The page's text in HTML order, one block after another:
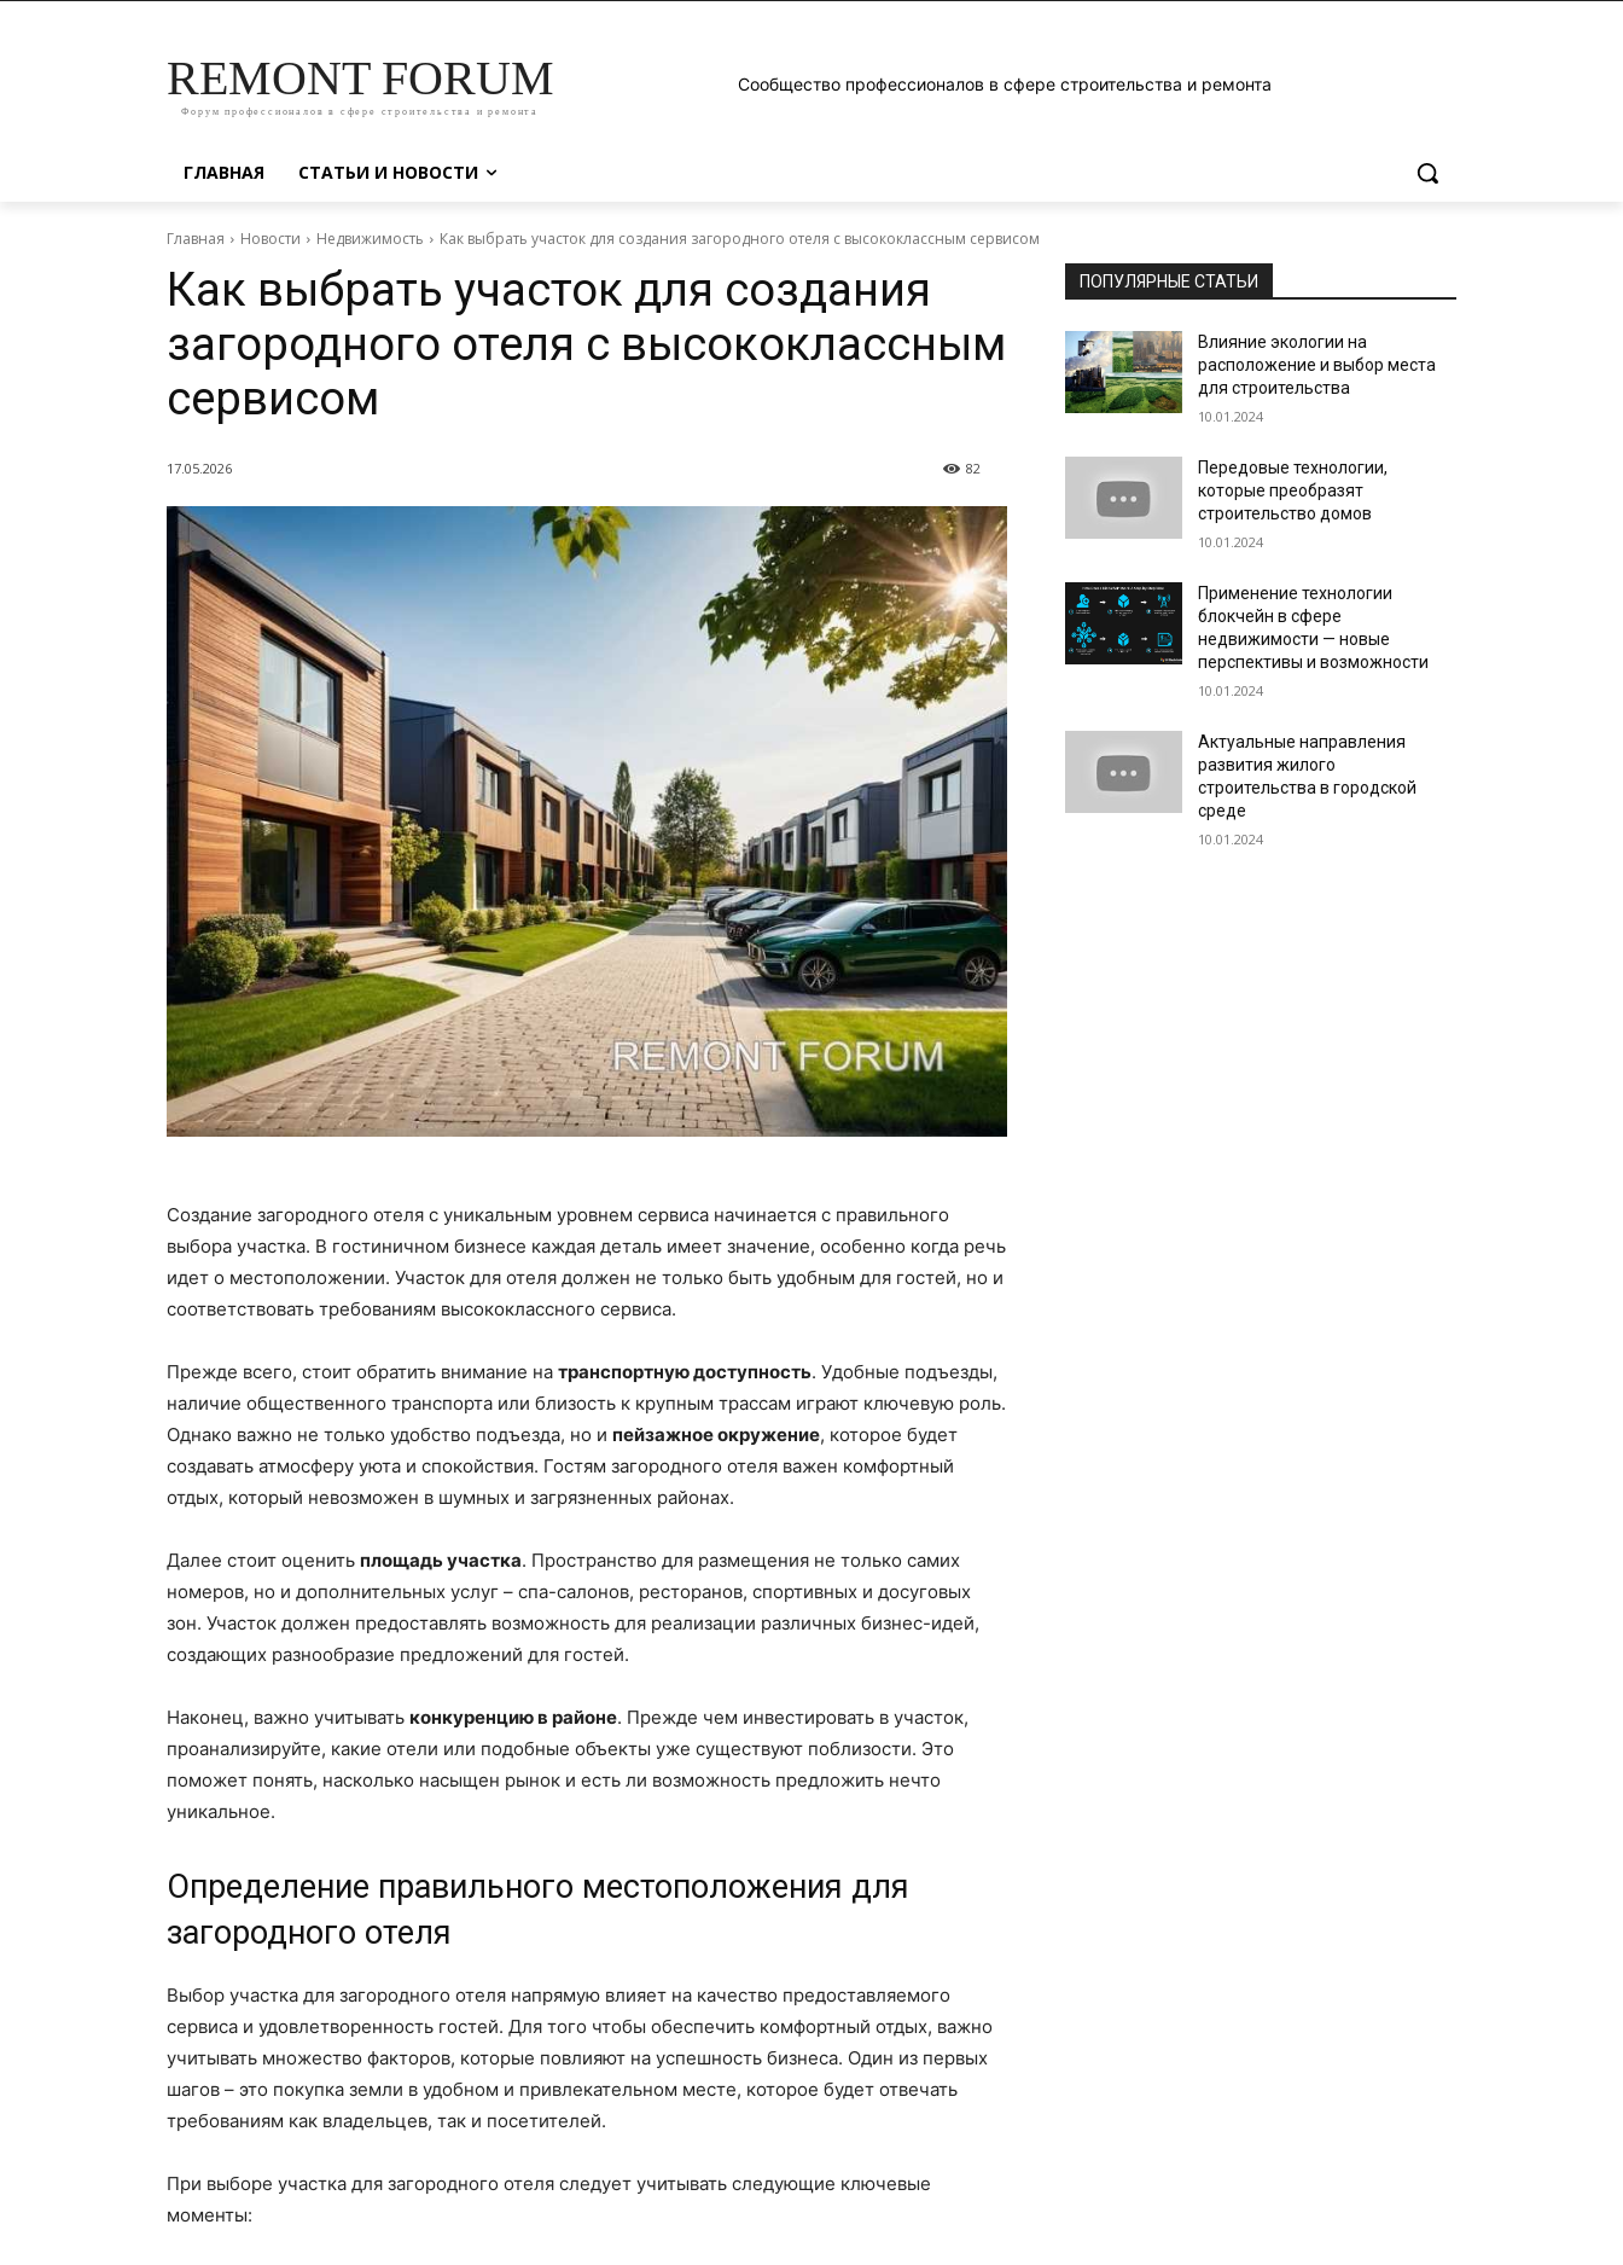
REMONT FORUM
Форум профессионалов в сфере строительства и ремонта
Сообщество профессионалов в сфере строительства и ремонта
ГЛАВНАЯ СТАТЬИ И НОВОСТИ
Главная Новости Недвижимость Как выбрать участок для создания загородного отеля с высококлассным сервисом
Как выбрать участок для создания
загородного отеля с высококлассным
сервисом
17.05.2026 82
Создание загородного отеля с уникальным уровнем сервиса начинается с правильного
выбора участка. В гостиничном бизнесе каждая деталь имеет значение, особенно когда речь
идет о местоположении. Участок для отеля должен не только быть удобным для гостей, но и
соответствовать требованиям высококлассного сервиса.
Прежде всего, стоит обратить внимание на транспортную доступность. Удобные подъезды,
наличие общественного транспорта или близость к крупным трассам играют ключевую роль.
Однако важно не только удобство подъезда, но и пейзажное окружение, которое будет
создавать атмосферу уюта и спокойствия. Гостям загородного отеля важен комфортный
отдых, который невозможен в шумных и загрязненных районах.
Далее стоит оценить площадь участка. Пространство для размещения не только самих
номеров, но и дополнительных услуг – спа-салонов, ресторанов, спортивных и досуговых
зон. Участок должен предоставлять возможность для реализации различных бизнес-идей,
создающих разнообразие предложений для гостей.
Наконец, важно учитывать конкуренцию в районе. Прежде чем инвестировать в участок,
проанализируйте, какие отели или подобные объекты уже существуют поблизости. Это
поможет понять, насколько насыщен рынок и есть ли возможность предложить нечто
уникальное.
Определение правильного местоположения для
загородного отеля
Выбор участка для загородного отеля напрямую влияет на качество предоставляемого
сервиса и удовлетворенность гостей. Для того чтобы обеспечить комфортный отдых, важно
учитывать множество факторов, которые повлияют на успешность бизнеса. Один из первых
шагов – это покупка земли в удобном и привлекательном месте, которое будет отвечать
требованиям как владельцев, так и посетителей.
При выборе участка для загородного отеля следует учитывать следующие ключевые
моменты:
ПОПУЛЯРНЫЕ СТАТЬИ
Влияние экологии на
расположение и выбор места
для строительства
10.01.2024
Передовые технологии,
которые преобразят
строительство домов
10.01.2024
Применение технологии
блокчейн в сфере
недвижимости — новые
перспективы и возможности
10.01.2024
Актуальные направления
развития жилого
строительства в городской
среде
10.01.2024